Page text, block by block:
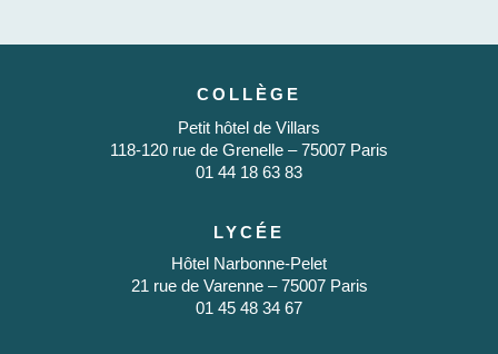
COLLÈGE
Petit hôtel de Villars
118-120 rue de Grenelle – 75007 Paris
01 44 18 63 83
LYCÉE
Hôtel Narbonne-Pelet
21 rue de Varenne – 75007 Paris
01 45 48 34 67